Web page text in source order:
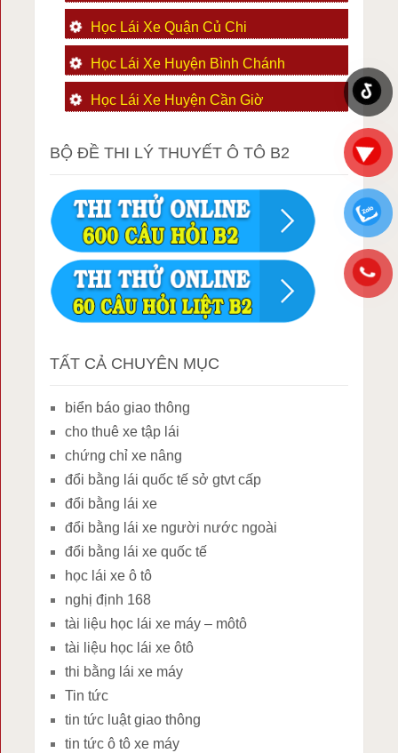
Học Lái Xe Quận Củ Chi
Học Lái Xe Huyện Bình Chánh
Học Lái Xe Huyện Cần Giờ
BỘ ĐỀ THI LÝ THUYẾT Ô TÔ B2
TẤT CẢ CHUYÊN MỤC
biển báo giao thông
cho thuê xe tập lái
chứng chỉ xe nâng
đổi bằng lái quốc tế sở gtvt cấp
đổi bằng lái xe
đổi bằng lái xe người nước ngoài
đổi bằng lái xe quốc tế
học lái xe ô tô
nghị định 168
tài liệu học lái xe máy – môtô
tài liệu học lái xe ôtô
thi bằng lái xe máy
Tin tức
tin tức luật giao thông
tin tức ô tô xe máy